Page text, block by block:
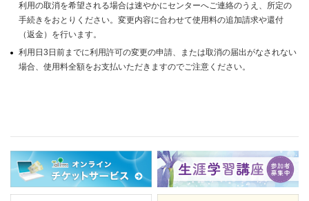
利用の取消を希望される場合は速やかにセンターへご連絡のうえ、所定の
手続きをおとりください。変更内容に合わせて使用料の追加請求や還付
（返金）を行います。
利用日3日前までに利用許可の変更の申請、または取消の届出がなされない
場合、使用料全額をお支払いただきますのでご注意ください。